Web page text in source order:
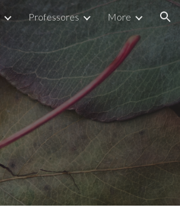
Professores More